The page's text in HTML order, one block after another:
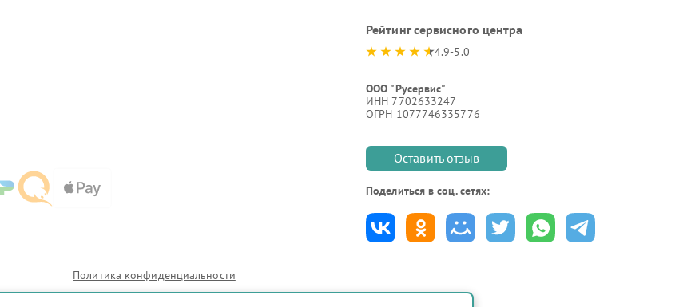
Рейтинг сервисного центра
4.9-5.0
ООО "Русервис"
ИНН 7702633247
ОГРН 1077746335776
Оставить отзыв
Поделиться в соц. сетях:
Политика конфиденциальности